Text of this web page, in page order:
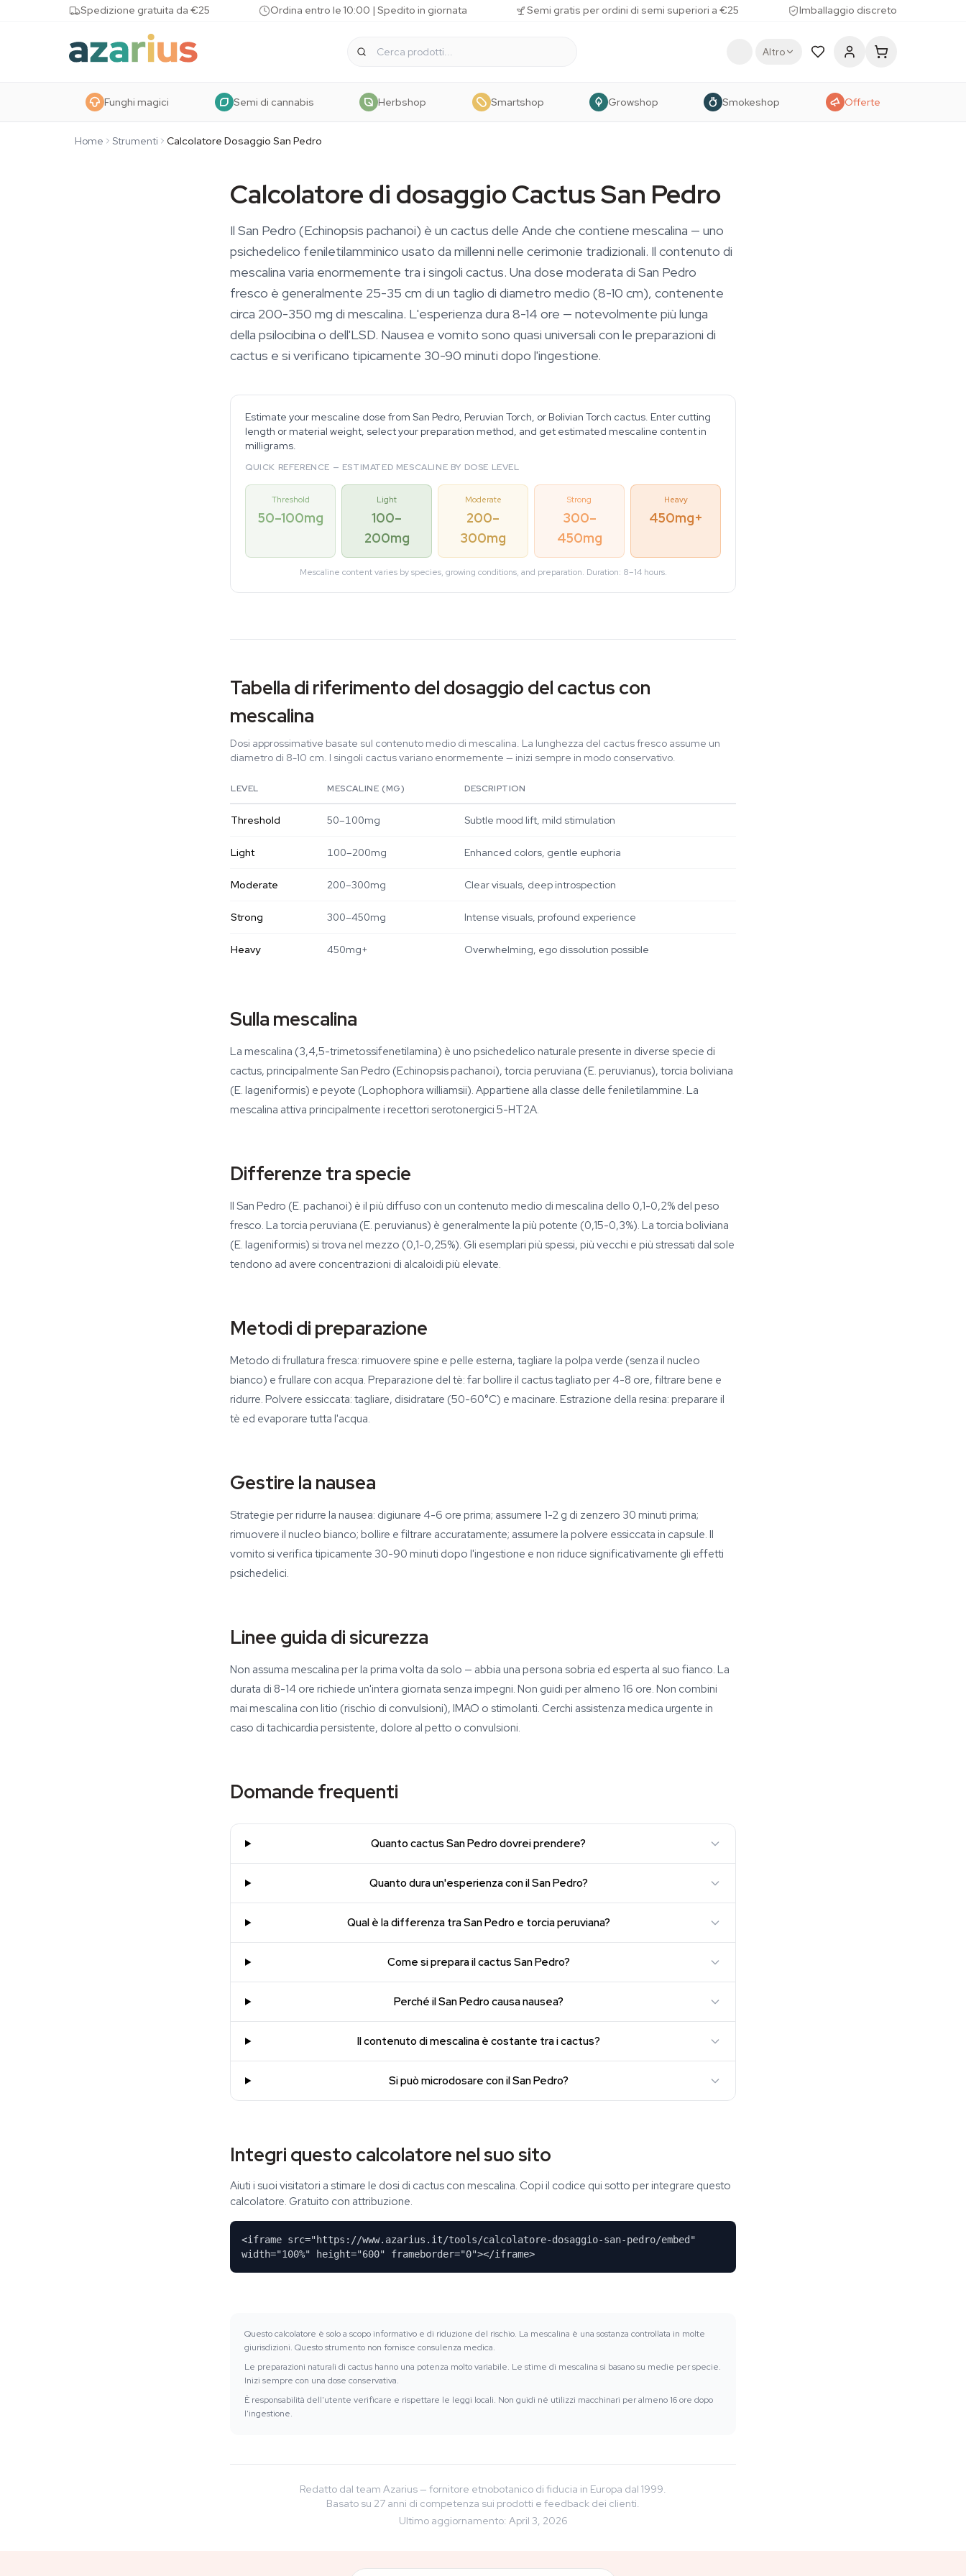
Skip to contentSpedizione gratuita da €25 Ordina entro le 10:00 | Spedito in giornata Semi gratis per ordini di semi superiori a €25 Imballaggio discreto
Altro
Funghi magici Semi di cannabis Herbshop Smartshop Growshop Smokeshop Offerte
Home Strumenti Calcolatore Dosaggio San Pedro
Calcolatore di dosaggio Cactus San Pedro
Il San Pedro (Echinopsis pachanoi) è un cactus delle Ande che contiene mescalina — uno
psichedelico feniletilamminico usato da millenni nelle cerimonie tradizionali. Il contenuto di
mescalina varia enormemente tra i singoli cactus. Una dose moderata di San Pedro
fresco è generalmente 25-35 cm di un taglio di diametro medio (8-10 cm), contenente
circa 200-350 mg di mescalina. L'esperienza dura 8-14 ore — notevolmente più lunga
della psilocibina o dell'LSD. Nausea e vomito sono quasi universali con le preparazioni di
cactus e si verificano tipicamente 30-90 minuti dopo l'ingestione.
Estimate your mescaline dose from San Pedro, Peruvian Torch, or Bolivian Torch cactus. Enter cutting
length or material weight, select your preparation method, and get estimated mescaline content in
milligrams.
QUICK REFERENCE — ESTIMATED MESCALINE BY DOSE LEVEL
Threshold
50–100mg
Light
100–
200mg
Moderate
200–
300mg
Strong
300–
450mg
Heavy
450mg+
Mescaline content varies by species, growing conditions, and preparation. Duration: 8–14 hours.
Tabella di riferimento del dosaggio del cactus con
mescalina
Dosi approssimative basate sul contenuto medio di mescalina. La lunghezza del cactus fresco assume un
diametro di 8-10 cm. I singoli cactus variano enormemente — inizi sempre in modo conservativo.
LEVEL MESCALINE (MG) DESCRIPTION
Threshold 50–100mg Subtle mood lift, mild stimulation
Light 100–200mg Enhanced colors, gentle euphoria
Moderate 200–300mg Clear visuals, deep introspection
Strong 300–450mg Intense visuals, profound experience
Heavy 450mg+ Overwhelming, ego dissolution possible
Sulla mescalina
La mescalina (3,4,5-trimetossifenetilamina) è uno psichedelico naturale presente in diverse specie di
cactus, principalmente San Pedro (Echinopsis pachanoi), torcia peruviana (E. peruvianus), torcia boliviana
(E. lageniformis) e peyote (Lophophora williamsii). Appartiene alla classe delle feniletilammine. La
mescalina attiva principalmente i recettori serotonergici 5-HT2A.
Differenze tra specie
Il San Pedro (E. pachanoi) è il più diffuso con un contenuto medio di mescalina dello 0,1-0,2% del peso
fresco. La torcia peruviana (E. peruvianus) è generalmente la più potente (0,15-0,3%). La torcia boliviana
(E. lageniformis) si trova nel mezzo (0,1-0,25%). Gli esemplari più spessi, più vecchi e più stressati dal sole
tendono ad avere concentrazioni di alcaloidi più elevate.
Metodi di preparazione
Metodo di frullatura fresca: rimuovere spine e pelle esterna, tagliare la polpa verde (senza il nucleo
bianco) e frullare con acqua. Preparazione del tè: far bollire il cactus tagliato per 4-8 ore, filtrare bene e
ridurre. Polvere essiccata: tagliare, disidratare (50-60°C) e macinare. Estrazione della resina: preparare il
tè ed evaporare tutta l'acqua.
Gestire la nausea
Strategie per ridurre la nausea: digiunare 4-6 ore prima; assumere 1-2 g di zenzero 30 minuti prima;
rimuovere il nucleo bianco; bollire e filtrare accuratamente; assumere la polvere essiccata in capsule. Il
vomito si verifica tipicamente 30-90 minuti dopo l'ingestione e non riduce significativamente gli effetti
psichedelici.
Linee guida di sicurezza
Non assuma mescalina per la prima volta da solo — abbia una persona sobria ed esperta al suo fianco. La
durata di 8-14 ore richiede un'intera giornata senza impegni. Non guidi per almeno 16 ore. Non combini
mai mescalina con litio (rischio di convulsioni), IMAO o stimolanti. Cerchi assistenza medica urgente in
caso di tachicardia persistente, dolore al petto o convulsioni.
Domande frequenti
Quanto cactus San Pedro dovrei prendere?
Quanto dura un'esperienza con il San Pedro?
Qual è la differenza tra San Pedro e torcia peruviana?
Come si prepara il cactus San Pedro?
Perché il San Pedro causa nausea?
Il contenuto di mescalina è costante tra i cactus?
Si può microdosare con il San Pedro?
Integri questo calcolatore nel suo sito
Aiuti i suoi visitatori a stimare le dosi di cactus con mescalina. Copi il codice qui sotto per integrare questo
calcolatore. Gratuito con attribuzione.
<iframe src="https://www.azarius.it/tools/calcolatore-dosaggio-san-pedro/embed"
width="100%" height="600" frameborder="0"></iframe>
Questo calcolatore è solo a scopo informativo e di riduzione del rischio. La mescalina è una sostanza controllata in molte
giurisdizioni. Questo strumento non fornisce consulenza medica.
Le preparazioni naturali di cactus hanno una potenza molto variabile. Le stime di mescalina si basano su medie per specie.
Inizi sempre con una dose conservativa.
È responsabilità dell'utente verificare e rispettare le leggi locali. Non guidi né utilizzi macchinari per almeno 16 ore dopo
l'ingestione.
Redatto dal team Azarius — fornitore etnobotanico di fiducia in Europa dal 1999.
Basato su 27 anni di competenza sui prodotti e feedback dei clienti.
Ultimo aggiornamento: April 3, 2026